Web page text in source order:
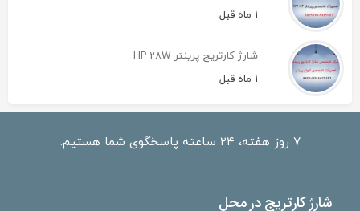
1 ماه قبل
شارژ کارتریج پرینتر HP 28W
1 ماه قبل
۷ روز هفته، ۲۴ ساعته پاسخگوی شما هستیم.
شارژ کارتریج در محل